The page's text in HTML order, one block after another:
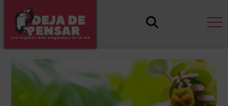
Los regalos más originales de la red